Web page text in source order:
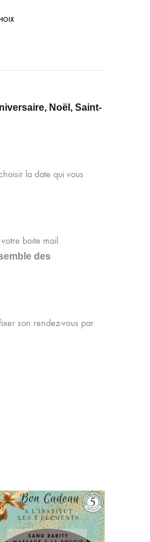
Noël, Saint-
la date qui vous
boite mail.
des
son rendez-vous par